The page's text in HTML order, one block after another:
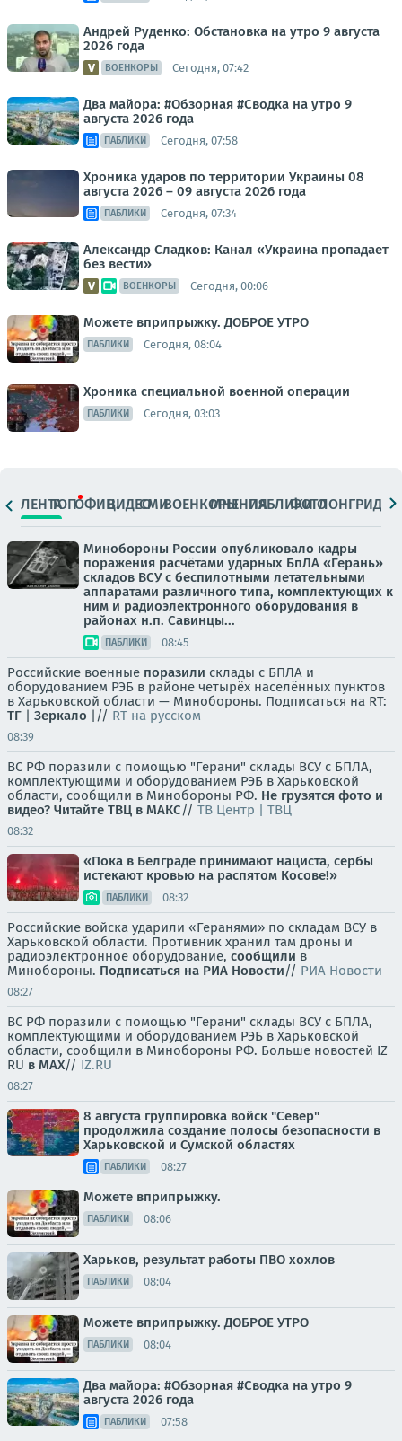
Андрей Руденко: Обстановка на утро 9 августа
2026 года
ВОЕНКОРЫ Сегодня, 07:42
Два майора: #Обзорная #Сводка на утро 9
августа 2026 года
ПАБЛИКИ Сегодня, 07:58
Хроника ударов по территории Украины 08
августа 2026 – 09 августа 2026 года
ПАБЛИКИ Сегодня, 07:34
Александр Сладков: Канал «Украина пропадает
без вести»
ВОЕНКОРЫ Сегодня, 00:06
Можете вприпрыжку. ДОБРОЕ УТРО
ПАБЛИКИ Сегодня, 08:04
Хроника специальной военной операции
ПАБЛИКИ Сегодня, 03:03
ЛЕНТАТОПОФИЦ.ВИДЕОСМИВОЕНКОРЫМНЕНИЯПАБЛИКИ
ФОТОЛОНГРИДЫ
Минобороны России опубликовало кадры
поражения расчётами ударных БпЛА «Герань»
складов ВСУ с беспилотными летательными
аппаратами различного типа, комплектующих к
ним и радиоэлектронного оборудования в
районах н.п. Савинцы...
ПАБЛИКИ 08:45
Российские военные поразили склады с БПЛА и
оборудованием РЭБ в районе четырёх населённых пунктов
в Харьковской области — Минобороны. Подписаться на RT:
ТГ | Зеркало |// RT на русском
08:39
ВС РФ поразили с помощью "Герани" склады ВСУ с БПЛА,
комплектующими и оборудованием РЭБ в Харьковской
области, сообщили в Минобороны РФ. Не грузятся фото и
видео? Читайте ТВЦ в МАКС// ТВ Центр | ТВЦ
08:32
«Пока в Белграде принимают нациста, сербы
истекают кровью на распятом Косове!»
ПАБЛИКИ 08:32
Российские войска ударили «Геранями» по складам ВСУ в
Харьковской области. Противник хранил там дроны и
радиоэлектронное оборудование, сообщили в
Минобороны. Подписаться на РИА Новости// РИА Новости
08:27
ВС РФ поразили с помощью "Герани" склады ВСУ с БПЛА,
комплектующими и оборудованием РЭБ в Харьковской
области, сообщили в Минобороны РФ. Больше новостей IZ
RU в MAX// IZ.RU
08:27
8 августа группировка войск "Север"
продолжила создание полосы безопасности в
Харьковской и Сумской областях
ПАБЛИКИ 08:27
Можете вприпрыжку.
ПАБЛИКИ 08:06
Харьков, результат работы ПВО хохлов
ПАБЛИКИ 08:04
Можете вприпрыжку. ДОБРОЕ УТРО
ПАБЛИКИ 08:04
Два майора: #Обзорная #Сводка на утро 9
августа 2026 года
ПАБЛИКИ 07:58